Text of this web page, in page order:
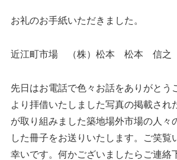
お礼のお手紙いただきました。
近江町市場 （株）松本 松本 信
先日はお電話で色々お話をありがとう
より拝借いたしました写真の掲載され
が取り組みました築地場外市場の人々
した冊子をお送りいたします。ご笑覧
幸いです。何かございましたらご連絡